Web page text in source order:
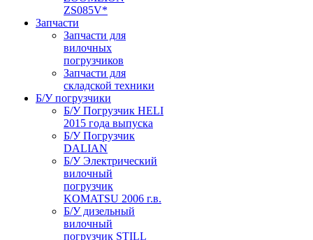
ZS085V*
Запчасти
Запчасти для
вилочных
погрузчиков
Запчасти для
складской техники
Б/У погрузчики
Б/У Погрузчик HELI
2015 года выпуска
Б/У Погрузчик
DALIAN
Б/У Электрический
вилочный
погрузчик
KOMATSU 2006 г.в.
Б/У дизельный
вилочный
погрузчик STILL